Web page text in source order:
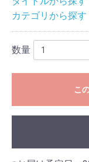
カテゴリから探す
数量
こ